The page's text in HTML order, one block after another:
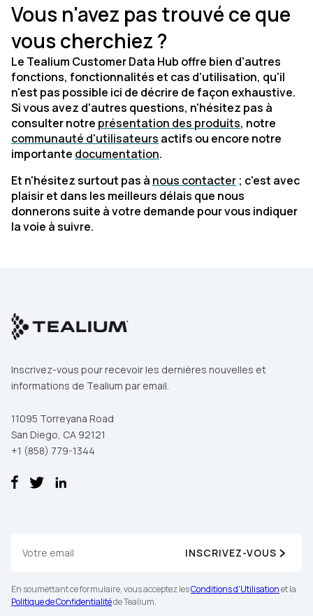
Vous n'avez pas trouvé ce que
vous cherchiez ?
Le Tealium Customer Data Hub offre bien d'autres
fonctions, fonctionnalités et cas d'utilisation, qu'il
n'est pas possible ici de décrire de façon exhaustive.
Si vous avez d'autres questions, n'hésitez pas à
consulter notre présentation des produits, notre
communauté d'utilisateurs actifs ou encore notre
importante documentation.
Et n'hésitez surtout pas à nous contacter ; c'est avec
plaisir et dans les meilleurs délais que nous
donnerons suite à votre demande pour vous indiquer
la voie à suivre.
Inscrivez-vous pour recevoir les dernières nouvelles et
informations de Tealium par email.
11095 Torreyana Road
San Diego, CA 92121
+1 (858) 779-1344
INSCRIVEZ-VOUS
En soumettant ce formulaire, vous acceptez lesConditions d'Utilisationet la
Politique de Confidentialitéde Tealium.